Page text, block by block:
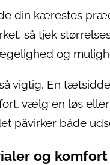
din kærestes
så tjek
og
vigtig. En
vælg en løs
påvirker både
og komfort